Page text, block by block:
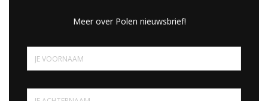
Meer over Polen nieuwsbrief!